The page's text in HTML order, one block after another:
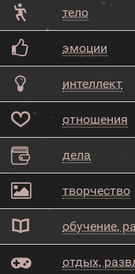
тело
эмоции
интеллект
отношения
дела
творчество
обучение,
отдых,